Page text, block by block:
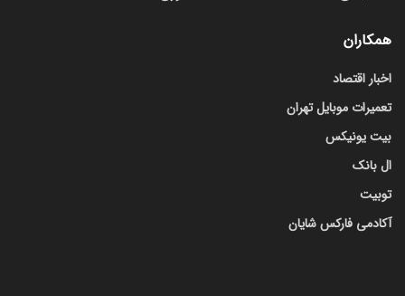
همکاران
اخبار اقتصاد
تعمیرات موبایل تهران
بیت یونیکس
ال بانک
توبیت
آکادمی فارکس شایان